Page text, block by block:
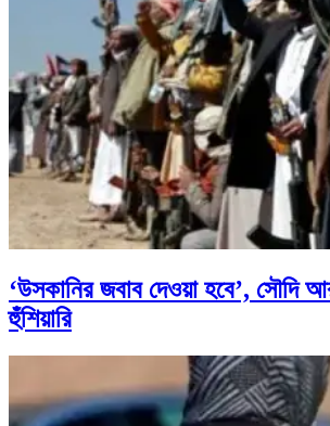
‘উসকানির জবাব দেওয়া হবে’, সৌদি
হুঁশিয়ারি